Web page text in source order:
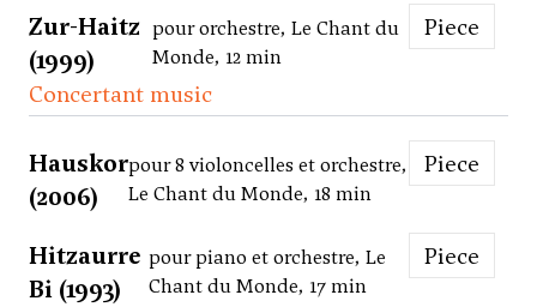
Zur-Haitz
(1999)
pour orchestre, Le Chant du
Monde, 12 min
Piece
Concertant music
Hauskor
(2006)
pour 8 violoncelles et orchestre,
Le Chant du Monde, 18 min
Piece
Hitzaurre
Bi (1993)
pour piano et orchestre, Le
Chant du Monde, 17 min
Piece